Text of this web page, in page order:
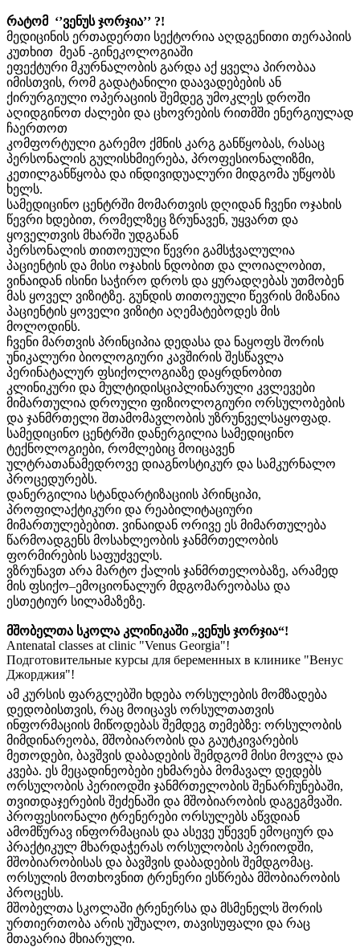
რატომ ‘’ვენუს ჯორჯია’’ ?!
მედიცინის ერთადერთი სექტორია აღდგენითი თერაპიის
კუთხით მეან -გინეკოლოგიაში
ეფექტური მკურნალობის გარდა აქ ყველა პირობაა
იმისთვის, რომ გადატანილი დაავადებების ან
ქირურგიული ოპერაციის შემდეგ უმოკლეს დროში
აღიდგინოთ ძალები და ცხოვრების რითმში ენერგიულად
ჩაერთოთ
კომფორტული გარემო ქმნის კარგ განწყობას, რასაც
პერსონალის გულისხმიერება, პროფესიონალიზმი,
კეთილგანწყობა და ინდივიდუალური მიდგომა უწყობს
ხელს.
სამედიცინო ცენტრში მომართვის დღიდან ჩვენი ოჯახის
წევრი ხდებით, რომელზეც ზრუნავენ, უყვართ და
ყოველთვის მხარში უდგანან
პერსონალის თითოეული წევრი გამსჭვალულია
პაციენტის და მისი ოჯახის ნდობით და ლოიალობით,
ვინაიდან ისინი საჭირო დროს და ყურადღებას უთმობენ
მას ყოველ ვიზიტზე. გუნდის თითოეული წევრის მიზანია
პაციენტის ყოველი ვიზიტი აღემატებოდეს მის
მოლოდინს.
ჩვენი მართვის პრინციპია დედასა და ნაყოფს შორის
უნიკალური ბიოლოგიური კავშირის შესწავლა
პერინატალურ ფსიქოლოგიაზე დაყრდნობით
კლინიკური და მულტიდისციპლინარული კვლევები
მიმართულია დროული ფიზიოლოგიური ორსულობების
და ჯანმრთელი შთამომავლობის უზრუნველსაყოფად.
სამედიცინო ცენტრში დანერგილია სამედიცინო
ტექნოლოგიები, რომლებიც მოიცავენ
ულტრათანამედროვე დიაგნოსტიკურ და სამკურნალო
პროცედურებს.
დანერგილია სტანდარტიზაციის პრინციპი,
პროფილაქტიკური და რეაბილიტაციური
მიმართულებებით. ვინაიდან ორივე ეს მიმართულება
წარმოადგენს მოსახლეობის ჯანმრთელობის
ფორმირების საფუძველს.
ვზრუნავთ არა მარტო ქალის ჯანმრთელობაზე, არამედ
მის ფსიქო–ემოციონალურ მდგომარეობასა და
ესთეტიურ სილამაზეზე.
მშობელთა სკოლა კლინიკაში „ვენუს ჯორჯია“!
Antenatal classes at clinic "Venus Georgia"!
Подготовительные курсы для беременных в клинике "Венус
Джорджия"!
ამ კურსის ფარგლებში ხდება ორსულების მომზადება
დედობისთვის, რაც მოიცავს ორსულთათვის
ინფორმაციის მიწოდებას შემდეგ თემებზე: ორსულობის
მიმდინარეობა, მშობიარობის და გაუტკივარების
მეთოდები, ბავშვის დაბადების შემდგომ მისი მოვლა და
კვება. ეს მეცადინეობები ეხმარება მომავალ დედებს
ორსულობის პერიოდში ჯანმრთელობის შენარჩუნებაში,
თვითდაჯერების შეძენაში და მშობიარობის დაგეგმვაში.
პროფესიონალი ტრენერები ორსულებს აწვდიან
ამომწურავ ინფორმაციას და ასევე უწევენ ემოციურ და
პრაქტიკულ მხარდაჭერას ორსულობის პერიოდში,
მშობიარობისას და ბავშვის დაბადების შემდგომაც.
ორსულის მოთხოვნით ტრენერი ესწრება მშობიარობის
პროცესს.
მშობელთა სკოლაში ტრენერსა და მსმენელს შორის
ურთიერთობა არის უშუალო, თავისუფალი და რაც
მთავარია მხიარული.